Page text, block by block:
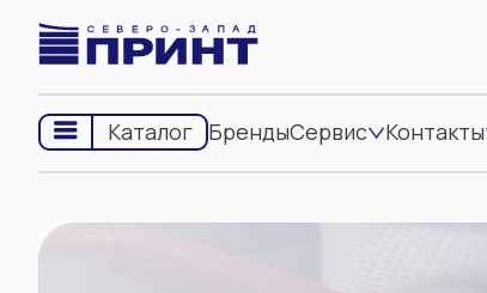
Каталог БрендыСервис Контакты